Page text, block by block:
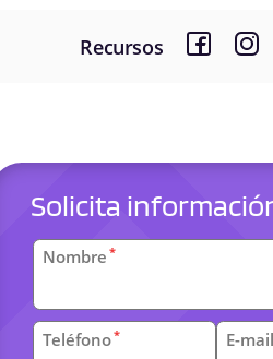
Recursos
Solicita
Datos
Nombre *
Teléfono* E-mail